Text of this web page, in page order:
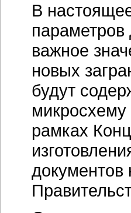
В
важное
новых
будут
рамках
документов